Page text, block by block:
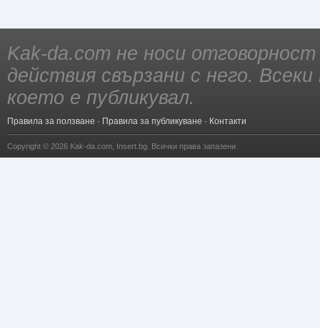
Kak-da.com не носи
действия свързани с него.
което е публикувал.
Правила за ползване · Правила за публикуване · Контакти
Copyright © 2026 Kak-da.com Insert.bg . Всички права запазени.